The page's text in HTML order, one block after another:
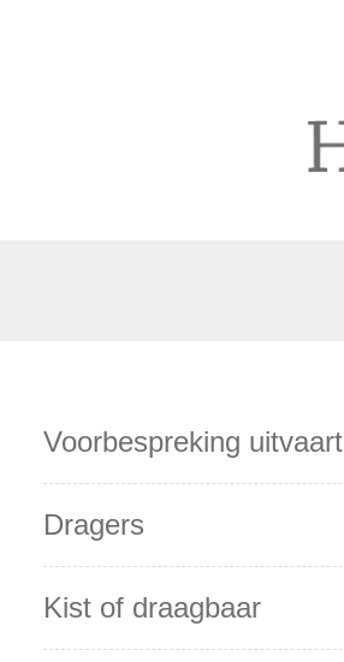
Voorbespreking uitvaart
Dragers
Kist of draagbaar